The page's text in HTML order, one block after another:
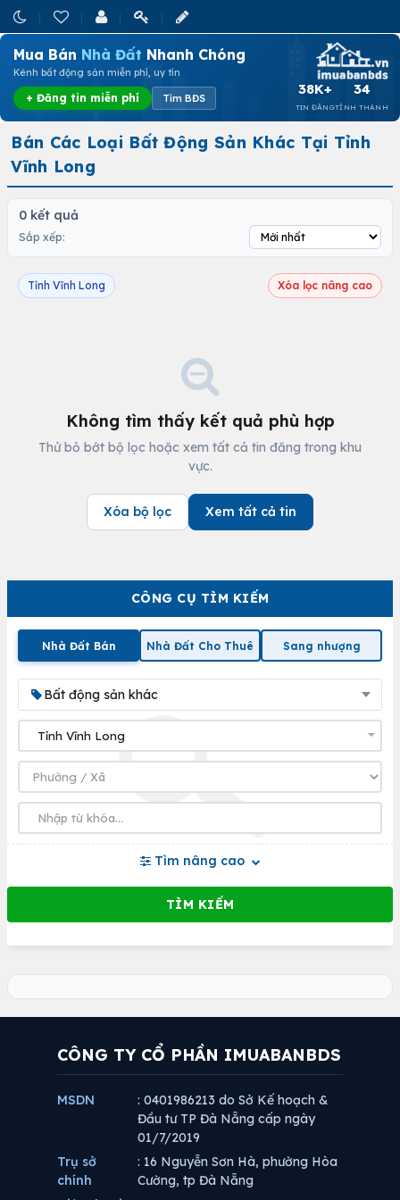
Mua Bán Nhà Đất Nhanh Chóng
Kênh bất động sản miễn phí, uy tín
+ Đăng tin miễn phí Tìm BĐS
38K+
TIN ĐĂNG
34
TỈNH THÀNH
CÔNG CỤ TÌM KIẾM
Nhà Đất Bán Nhà Đất Cho Thuê Sang nhượng
Bất động sản khác
Tìm nâng cao
Bán Các Loại Bất Động Sản Khác Tại Tỉnh
Vĩnh Long
0 kết quả
Sắp xếp:
Tỉnh Vĩnh Long Xóa lọc nâng cao
Không tìm thấy kết quả phù hợp
Thử bỏ bớt bộ lọc hoặc xem tất cả tin đăng trong khu
vực.
Xóa bộ lọc Xem tất cả tin
CÔNG TY CỔ PHẦN IMUABANBDS
MSDN
: 0401986213 do Sở Kế hoạch &
Đầu tư TP Đà Nẵng cấp ngày
01/7/2019
Trụ sở
chính
: 16 Nguyễn Sơn Hà, phường Hòa
Cường, tp Đà Nẵng